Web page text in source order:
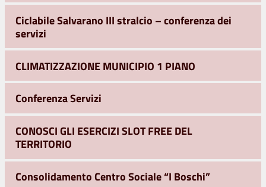
Ciclabile Salvarano III stralcio – conferenza dei
servizi
CLIMATIZZAZIONE MUNICIPIO 1 PIANO
Conferenza Servizi
CONOSCI GLI ESERCIZI SLOT FREE DEL
TERRITORIO
Consolidamento Centro Sociale “I Boschi”